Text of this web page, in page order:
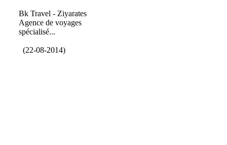
Bk Travel - Ziyarates
Agence de voyages
spécialisé...
(22-08-2014)